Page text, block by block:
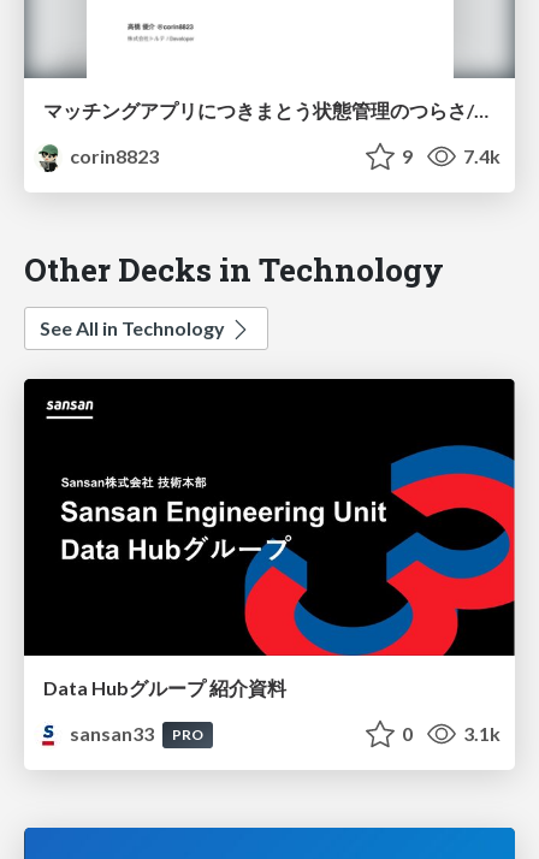
マッチングアプリにつきまとう状態管理のつらさ/torte_state
corin8823
9 7.4k
Other Decks in Technology
See All in Technology
Data Hubグループ 紹介資料
sansan33
PRO 0 3.1k